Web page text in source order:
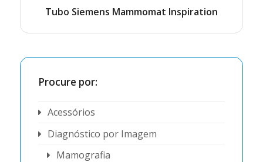
Tubo Siemens Mammomat Inspiration
Procure por:
Acessórios
Diagnóstico por Imagem
Mamografia